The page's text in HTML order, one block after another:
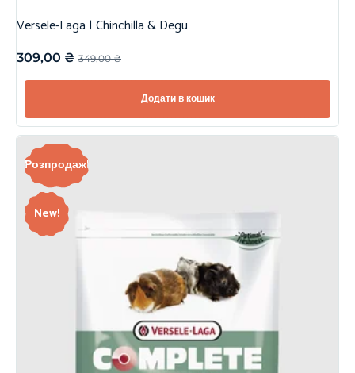
Versele-Laga | Chinchilla & Degu
349,00₴
309,00 ₴
Додати в кошик
New!
Розпродаж!